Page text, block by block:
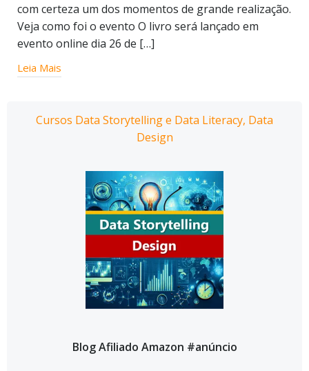
com certeza um dos momentos de grande realização.
Veja como foi o evento O livro será lançado em
evento online dia 26 de […]
Leia Mais
Cursos Data Storytelling e Data Literacy, Data
Design
Blog Afiliado Amazon #anúncio